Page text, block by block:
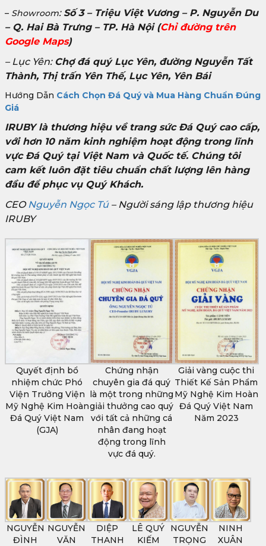
– Showroom: Số 3 – Triệu Việt Vương – P. Nguyễn Du
– Q. Hai Bà Trưng – TP. Hà Nội(Chỉ đường trên
Google Maps)
– Lục Yên: Chợ đá quý Lục Yên, đường Nguyễn Tất
Thành, Thị trấn Yên Thế, Lục Yên, Yên Bái
Hướng Dẫn Cách Chọn Đá Quý và Mua Hàng Chuẩn Đúng
Giá
IRUBY là thương hiệu về trang sức Đá Quý cao cấp,
với hơn 10 năm kinh nghiệm hoạt động trong lĩnh
vực Đá Quý tại Việt Nam và Quốc tế. Chúng tôi
cam kết luôn đặt tiêu chuẩn chất lượng lên hàng
đầu để phục vụ Quý Khách.
CEONguyễn Ngọc Tú– Người sáng lập thương hiệu
IRUBY
Quyết định bổ
nhiệm chức Phó
Viện Trưởng Viện
Mỹ Nghệ Kim Hoàn
Đá Quý Việt Nam
(GJA)
Chứng nhận
chuyên gia đá quý
là một trong những
giải thưởng cao quý
với tất cả những cá
nhân đang hoạt
động trong lĩnh
vực đá quý.
Giải vàng cuộc thi
Thiết Kế Sản Phẩm
Mỹ Nghệ Kim Hoàn
Đá Quý Việt Nam
Năm 2023
NGUYỄN
ĐÌNH
NGUYỄN
VĂN
DIỆP
THANH
LÊ QUÝ
KIẾM
NGUYỄN
TRỌNG
NINH
XUÂN